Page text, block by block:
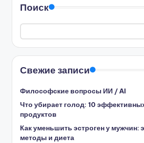
Поиск
Свежие записи
Философские вопросы ИИ / AI
Что убирает голод: 10
продуктов
Как уменьшить эстроген у
методы и диета